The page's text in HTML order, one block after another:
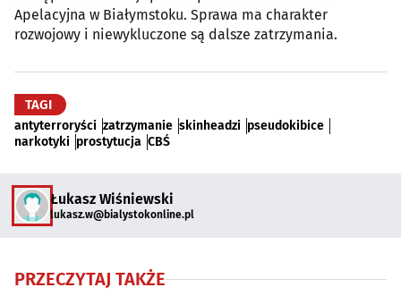
Apelacyjna w Białymstoku. Sprawa ma charakter
rozwojowy i niewykluczone są dalsze zatrzymania.
TAGI
antyterroryści zatrzymanie skinheadzi pseudokibice
narkotyki prostytucja CBŚ
Łukasz Wiśniewski
lukasz.w@bialystokonline.pl
PRZECZYTAJ TAKŻE